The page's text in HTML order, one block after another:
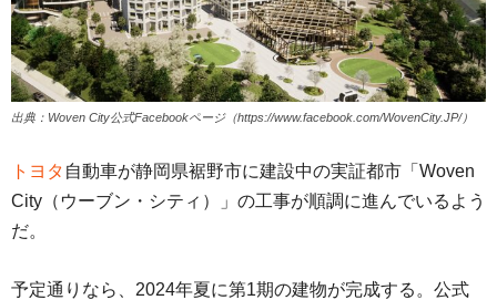
出典：Woven City公式Facebookページ（https://www.facebook.com/WovenCity.JP/）
トヨタ 自動車が静岡県裾野市に建設中の実証都市「Woven
City（ウーブン・シティ）」の工事が順調に進んでいるよう
だ。
予定通りなら、2024年夏に第1期の建物が完成する。公式